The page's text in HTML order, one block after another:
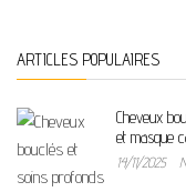
ARTICLES POPULAIRES
Cheveux
et masque
14/11/2025